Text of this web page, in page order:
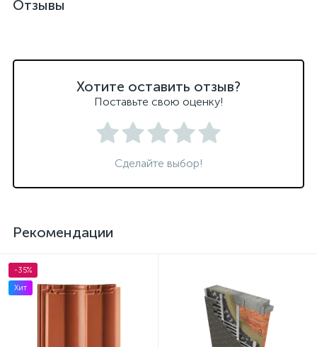
Отзывы
Хотите оставить отзыв?
Поставьте свою оценку!
Сделайте выбор!
Рекомендации
-35%
Хит